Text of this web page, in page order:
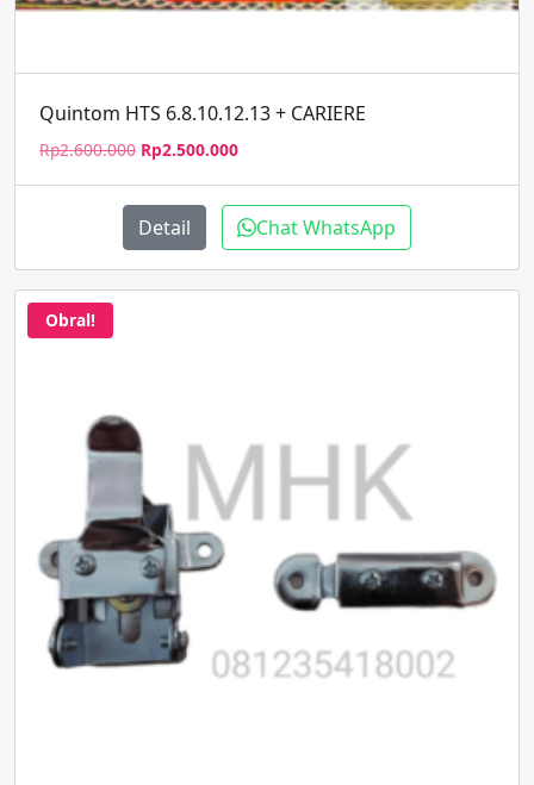
Quintom HTS 6.8.10.12.13 + CARIERE
Rp2.600.000 Harga
Rp2.600.000.
Rp2.500.000Harga
adalah:
Rp2.500.000.
Detail Chat WhatsApp
Obral!